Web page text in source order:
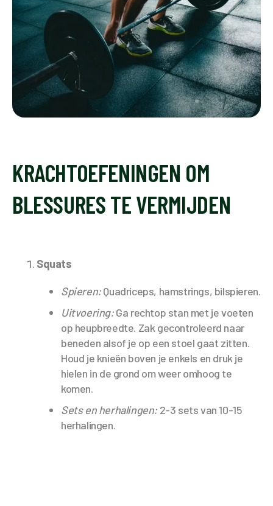
KRACHTOEFENINGEN OM
BLESSURES TE VERMIJDEN
Squats
Spieren:Quadriceps, hamstrings, bilspieren.
Uitvoering:Ga rechtop stan met je voeten
op heupbreedte. Zak gecontroleerd naar
beneden alsof je op een stoel gaat zitten.
Houd je knieën boven je enkels en druk je
hielen in de grond om weer omhoog te
komen.
Sets en herhalingen: 2-3 sets van 10-15
herhalingen.